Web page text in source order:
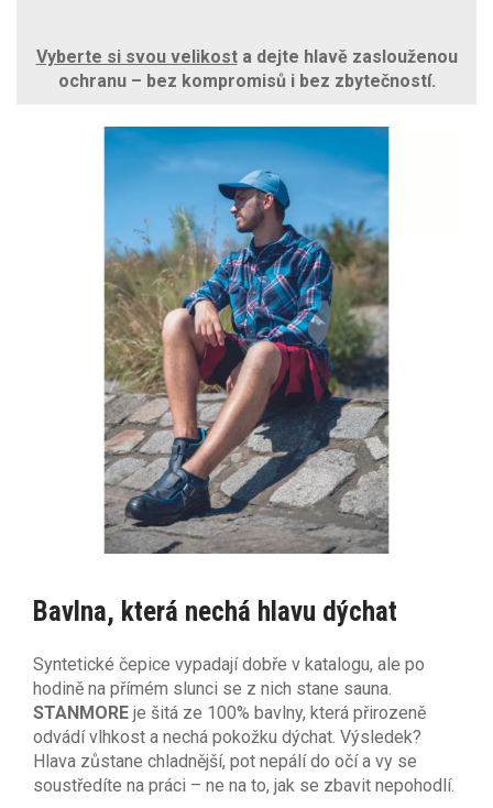
Vyberte si svou velikosta dejte hlavě zaslouženou
ochranu – bez kompromisů i bez zbytečností.
Bavlna, která nechá hlavu dýchat
Syntetické čepice vypadají dobře v katalogu, ale po
hodině na přímém slunci se z nich stane sauna.
STANMORE je šitá ze 100% bavlny, která přirozeně
odvádí vlhkost a nechá pokožku dýchat. Výsledek?
Hlava zůstane chladnější, pot nepálí do očí a vy se
soustředíte na práci – ne na to, jak se zbavit nepohodlí.